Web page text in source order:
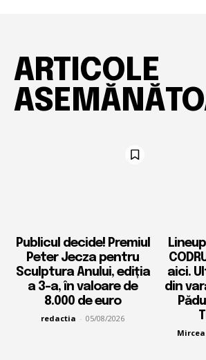
ARTICOLE
Publicul decide! Premiul
Peter Jecza pentru
Sculptura Anului, ediția
a 3-a, în valoare de
8.000 de euro
redactia - 05/08/2026
aici.
din